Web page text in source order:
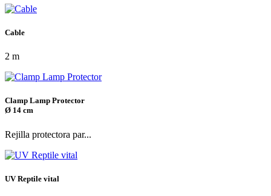
Cable
2 m
Clamp Lamp Protector
Ø 14 cm
Rejilla protectora par...
UV Reptile vital